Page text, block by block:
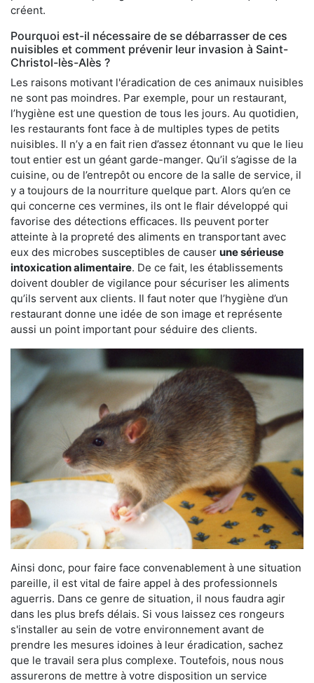
créent.
Pourquoi est-il nécessaire de se débarrasser de ces
nuisibles et comment prévenir leur invasion à Saint-
Christol-lès-Alès ?
Les raisons motivant l'éradication de ces animaux nuisibles
ne sont pas moindres. Par exemple, pour un restaurant,
l’hygiène est une question de tous les jours. Au quotidien,
les restaurants font face à de multiples types de petits
nuisibles. Il n’y a en fait rien d’assez étonnant vu que le lieu
tout entier est un géant garde-manger. Qu’il s’agisse de la
cuisine, ou de l’entrepôt ou encore de la salle de service, il
y a toujours de la nourriture quelque part. Alors qu’en ce
qui concerne ces vermines, ils ont le flair développé qui
favorise des détections efficaces. Ils peuvent porter
atteinte à la propreté des aliments en transportant avec
eux des microbes susceptibles de causer une sérieuse
intoxication alimentaire. De ce fait, les établissements
doivent doubler de vigilance pour sécuriser les aliments
qu’ils servent aux clients. Il faut noter que l’hygiène d’un
restaurant donne une idée de son image et représente
aussi un point important pour séduire des clients.
Ainsi donc, pour faire face convenablement à une situation
pareille, il est vital de faire appel à des professionnels
aguerris. Dans ce genre de situation, il nous faudra agir
dans les plus brefs délais. Si vous laissez ces rongeurs
s'installer au sein de votre environnement avant de
prendre les mesures idoines à leur éradication, sachez
que le travail sera plus complexe. Toutefois, nous nous
assurerons de mettre à votre disposition un service